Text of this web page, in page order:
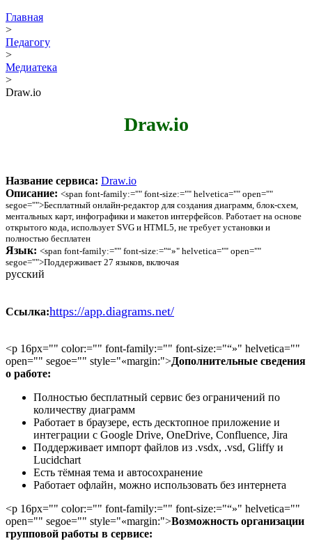
Главная
>
Педагогу
>
Медиатека
>
Draw.io
Draw.io
Название сервиса: Draw.io
Описание: <span font-family:="" font-size:="" helvetica="" open=""
segoe="">Бесплатный онлайн-редактор для создания диаграмм, блок-схем,
ментальных карт, инфографики и макетов интерфейсов. Работает на основе
открытого кода, использует SVG и HTML5, не требует установки и
полностью бесплатен
Язык: <span font-family:="" font-size:="“»" helvetica="" open=""
segoe="">Поддерживает 27 языков, включая
русский
Ссылка:https://app.diagrams.net/
<p 16px="" color:="" font-family:="" font-size:="“»" helvetica=""
open="" segoe="" style="«margin:">Дополнительные сведения
о работе:
Полностью бесплатный сервис без ограничений по
количеству диаграмм
Работает в браузере, есть десктопное приложение и
интеграции с Google Drive, OneDrive, Confluence, Jira
Поддерживает импорт файлов из .vsdx, .vsd, Gliffy и
Lucidchart
Есть тёмная тема и автосохранение
Работает офлайн, можно использовать без интернета
<p 16px="" color:="" font-family:="" font-size:="“»" helvetica=""
open="" segoe="" style="«margin:">Возможность организации
групповой работы в сервисе: